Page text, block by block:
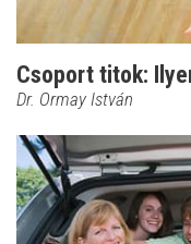
Csoport titok:
Dr. Ormay István